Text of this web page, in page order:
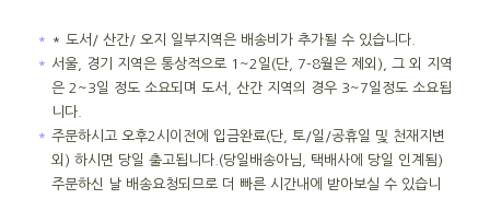
＊
* 도서/ 산간/ 오지 일부지역은 배송비가 추가될 수 있습니다.
＊ 서울, 경기 지역은 통상적으로 1~2일(단, 7-8월은 제외), 그 외 지역
은 2~3일 정도 소요되며 도서, 산간 지역의 경우 3~7일정도 소요됩
니다.
＊ 주문하시고 오후2시이전에 입금완료(단, 토/일/공휴일 및 천재지변
외) 하시면 당일 출고됩니다.(당일배송아님, 택배사에 당일 인계됨)
주문하신 날 배송요청되므로 더 빠른 시간내에 받아보실 수 있습니